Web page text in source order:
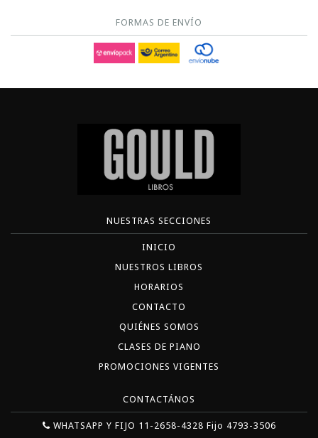
FORMAS DE ENVÍO
NUESTRAS SECCIONES
INICIO
NUESTROS LIBROS
HORARIOS
CONTACTO
QUIÉNES SOMOS
CLASES DE PIANO
PROMOCIONES VIGENTES
CONTACTÁNOS
WHATSAPP Y FIJO 11-2658-4328 Fijo 4793-3506